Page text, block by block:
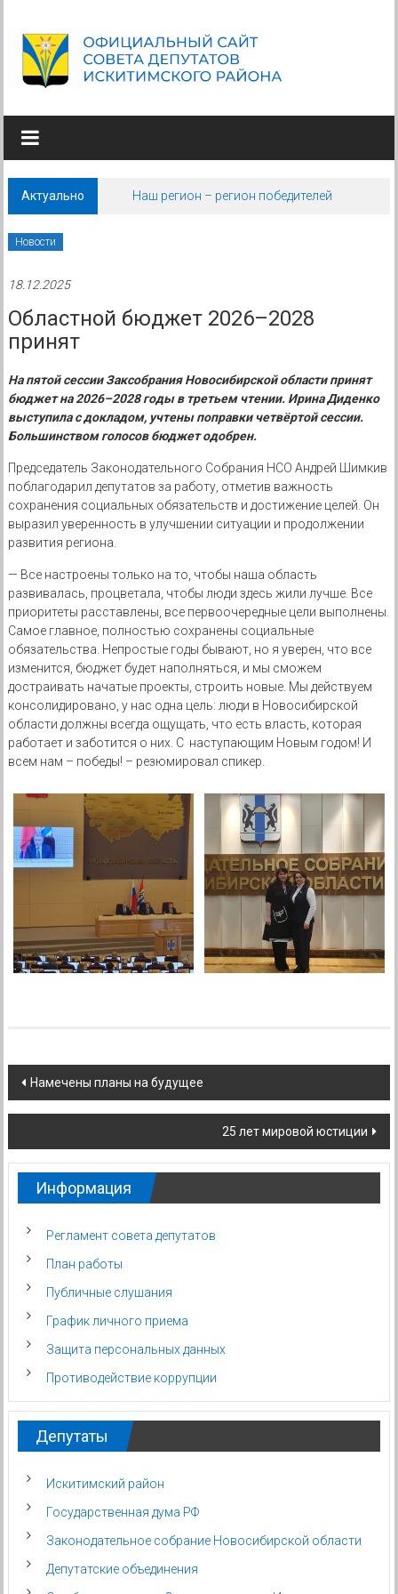
content
СОВЕТ
ДЕПУТАТОВ
ИСКИТИМСКОГО
РАЙОНА
НОВОСИБИРСКОЙ
ОБЛАСТИ
Актуально Наш регион – регион победителей
Новости
18.12.2025
Областной бюджет 2026–2028
принят
На пятой сессии Заксобрания Новосибирской области принят
бюджет на 2026–2028 годы в третьем чтении. Ирина Диденко
выступила с докладом, учтены поправки четвёртой сессии.
Большинством голосов бюджет одобрен.
Председатель Законодательного Собрания НСО Андрей Шимкив
поблагодарил депутатов за работу, отметив важность
сохранения социальных обязательств и достижение целей. Он
выразил уверенность в улучшении ситуации и продолжении
развития региона.
— Все настроены только на то, чтобы наша область
развивалась, процветала, чтобы люди здесь жили лучше. Все
приоритеты расставлены, все первоочередные цели выполнены.
Самое главное, полностью сохранены социальные
обязательства. Непростые годы бывают, но я уверен, что все
изменится, бюджет будет наполняться, и мы сможем
достраивать начатые проекты, строить новые. Мы действуем
консолидировано, у нас одна цель: люди в Новосибирской
области должны всегда ощущать, что есть власть, которая
работает и заботится о них. С наступающим Новым годом! И
всем нам – победы! – резюмировал спикер.
Навигация
по
записям
Намечены планы на будущее
25 лет мировой юстиции
Информация
Регламент совета депутатов
План работы
Публичные слушания
График личного приема
Защита персональных данных
Противодействие коррупции
Депутаты
Искитимский район
Государственная дума РФ
Законодательное собрание Новосибирской области
Депутатские объединения